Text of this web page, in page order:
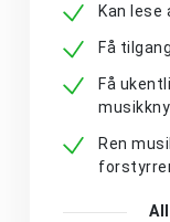
Kan lese
Få
Få
Ren